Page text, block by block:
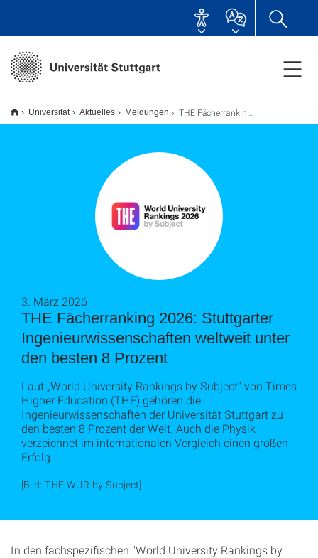
Universität Aktuelles Meldungen THE Fächerranking 2026: Stuttgarter Ingenieurwissenschaften weltweit unter den besten 8 Prozent
THE Fächerranking 2026: Stuttgarter
Ingenieurwissenschaften weltweit unter
den besten 8 Prozent
3. März 2026
Laut „World University Rankings by Subject“ von Times
Higher Education (THE) gehören die
Ingenieurwissenschaften der Universität Stuttgart zu
den besten 8 Prozent der Welt. Auch die Physik
verzeichnet im internationalen Vergleich einen großen
Erfolg.
[Bild: THE WUR by Subject]
In den fachspezifischen "World University Rankings by